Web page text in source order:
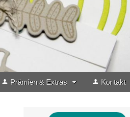
Prämien & Extras Kontakt